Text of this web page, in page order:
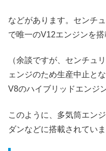
などがあります。センチ
で唯一のV12エンジンを
（余談ですが、センチュ
ェンジのため生産中止と
V8のハイブリッドエンジ
このように、多気筒エン
ダンなどに搭載されていま